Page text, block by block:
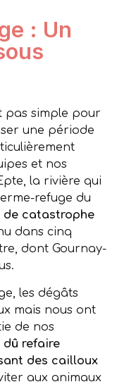
: Un
pas simple pour
une période
et nos
la rivière qui
refuge du
de catastrophe
dans cinq
dont Gournay-
les dégâts
mais nous ont
de nos
dû refaire
des cailloux
aux animaux